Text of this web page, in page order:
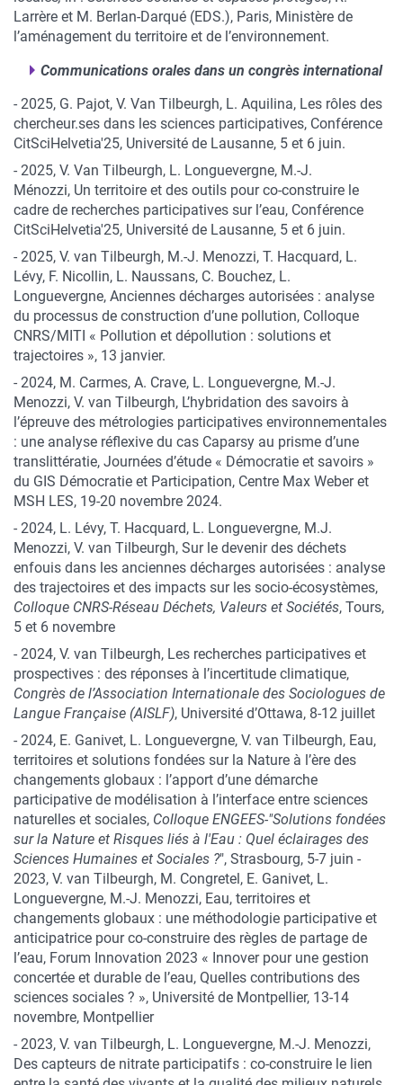
Larrère et M. Berlan-Darqué (EDS.), Paris, Ministère de
l’aménagement du territoire et de l’environnement.
Communications orales dans un congrès international
- 2025, G. Pajot, V. Van Tilbeurgh, L. Aquilina, Les rôles des
chercheur.ses dans les sciences participatives, Conférence
CitSciHelvetia'25, Université de Lausanne, 5 et 6 juin.
- 2025, V. Van Tilbeurgh, L. Longuevergne, M.-J.
Ménozzi, Un territoire et des outils pour co-construire le
cadre de recherches participatives sur l’eau, Conférence
CitSciHelvetia'25, Université de Lausanne, 5 et 6 juin.
- 2025, V. van Tilbeurgh, M.-J. Menozzi, T. Hacquard, L.
Lévy, F. Nicollin, L. Naussans, C. Bouchez, L.
Longuevergne, Anciennes décharges autorisées : analyse
du processus de construction d’une pollution, Colloque
CNRS/MITI « Pollution et dépollution : solutions et
trajectoires », 13 janvier.
- 2024, M. Carmes, A. Crave, L. Longuevergne, M.-J.
Menozzi, V. van Tilbeurgh, L’hybridation des savoirs à
l’épreuve des métrologies participatives environnementales
: une analyse réflexive du cas Caparsy au prisme d’une
translittératie, Journées d’étude « Démocratie et savoirs »
du GIS Démocratie et Participation, Centre Max Weber et
MSH LES, 19-20 novembre 2024.
- 2024, L. Lévy, T. Hacquard, L. Longuevergne, M.J.
Menozzi, V. van Tilbeurgh, Sur le devenir des déchets
enfouis dans les anciennes décharges autorisées : analyse
des trajectoires et des impacts sur les socio-écosystèmes,
Colloque CNRS-Réseau Déchets, Valeurs et Sociétés, Tours,
5 et 6 novembre
- 2024, V. van Tilbeurgh, Les recherches participatives et
prospectives : des réponses à l’incertitude climatique,
Congrès de l’Association Internationale des Sociologues de
Langue Française (AISLF), Université d’Ottawa, 8-12 juillet
- 2024, E. Ganivet, L. Longuevergne, V. van Tilbeurgh, Eau,
territoires et solutions fondées sur la Nature à l’ère des
changements globaux : l’apport d’une démarche
participative de modélisation à l’interface entre sciences
naturelles et sociales, Colloque ENGEES-"Solutions fondées
sur la Nature et Risques liés à l'Eau : Quel éclairages des
Sciences Humaines et Sociales ?", Strasbourg, 5-7 juin -
2023, V. van Tilbeurgh, M. Congretel, E. Ganivet, L.
Longuevergne, M.-J. Menozzi, Eau, territoires et
changements globaux : une méthodologie participative et
anticipatrice pour co-construire des règles de partage de
l’eau, Forum Innovation 2023 « Innover pour une gestion
concertée et durable de l’eau, Quelles contributions des
sciences sociales ? », Université de Montpellier, 13-14
novembre, Montpellier
- 2023, V. van Tilbeurgh, L. Longuevergne, M.-J. Menozzi,
Des capteurs de nitrate participatifs : co-construire le lien